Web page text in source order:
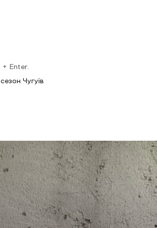
Enter.
Чугуїв